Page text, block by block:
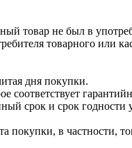
товар не был в
товарного или
дня покупки.
срок и срок
в частности,